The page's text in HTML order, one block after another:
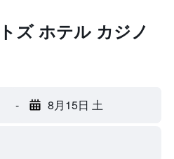
ズ ホテル カジノ
- 8月15日 土